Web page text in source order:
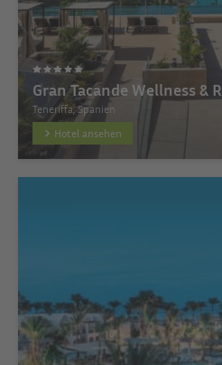
Gran Tacande Wellness &
Teneriffa, Spanien
Hotel ansehen